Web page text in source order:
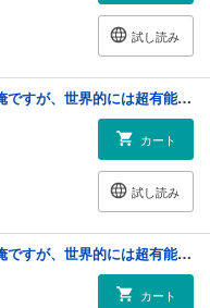
試し読み
家で無能と言われ続けた俺ですが、世界的には超有能だったようです 4巻
カート
試し読み
家で無能と言われ続けた俺ですが、世界的には超有能だったようです 5巻
カート